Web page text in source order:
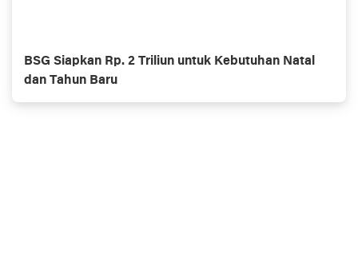
BSG Siapkan Rp. 2 Triliun untuk Kebutuhan Natal
dan Tahun Baru